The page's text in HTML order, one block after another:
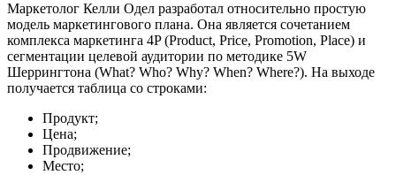
Маркетолог Келли Одел разработал относительно простую
модель маркетингового плана. Она является сочетанием
комплекса маркетинга 4P (Product, Price, Promotion, Place) и
сегментации целевой аудитории по методике 5W
Шеррингтона (What? Who? Why? When? Where?). На выходе
получается таблица со строками:
Продукт;
Цена;
Продвижение;
Место;